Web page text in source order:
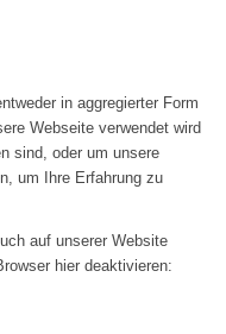
in aggregierter Form
Webseite verwendet wird
sind, oder um unsere
um Ihre Erfahrung zu
auf unserer Website
hier deaktivieren: